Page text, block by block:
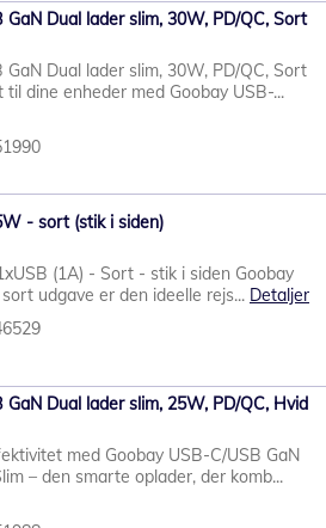
GaN Dual lader slim, 30W, PD/QC, Sort
GaN Dual lader slim, 30W, PD/QC, Sort
dine enheder med Goobay USB-...
- sort (stik i siden)
(1A) - Sort - stik i siden Goobay
udgave er den ideelle rejs... Detaljer
GaN Dual lader slim, 25W, PD/QC, Hvid
med Goobay USB-C/USB GaN
– den smarte oplader, der komb...